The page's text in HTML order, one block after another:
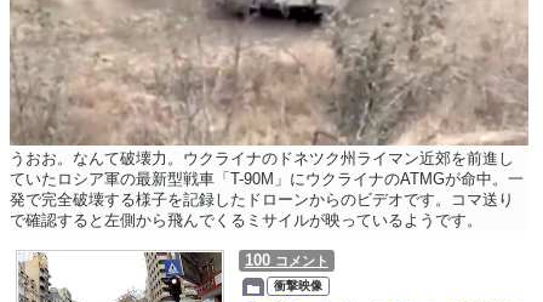
うおお。なんて破壊力。ウクライナのドネツク州ライマン近郊を前進し
ていたロシア軍の最新型戦車「T-90M」にウクライナのATMGが命中。一
発で完全破壊する様子を記録したドローンからのビデオです。コマ送り
で確認すると左側から飛んでくるミサイルが映っているようです。
100 コメント
衝撃映像